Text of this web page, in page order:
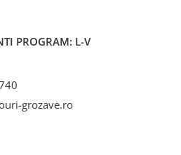
PROGRAM: L-V
grozave.ro